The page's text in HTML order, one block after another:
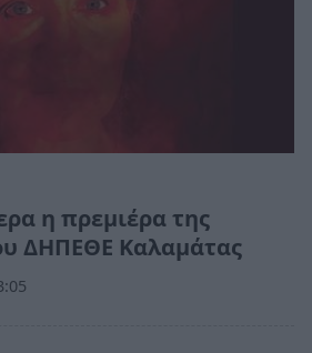
η πρεμιέρα της
ΔΗΠΕΘΕ Καλαμάτας